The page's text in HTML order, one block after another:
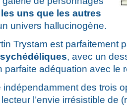
uns que les autres
univers hallucinogène.
Trystam est parfaitement
, avec un
parfaite adéquation avec le
indépendamment des trois
l’envie irrésistible de